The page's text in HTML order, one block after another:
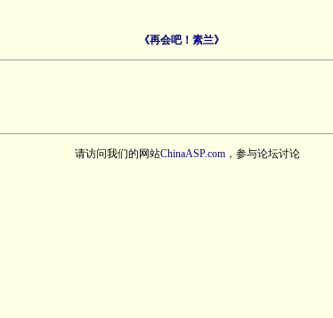
《再会吧！素兰》
请访问我们的网站ChinaASP.com，参与论坛讨论